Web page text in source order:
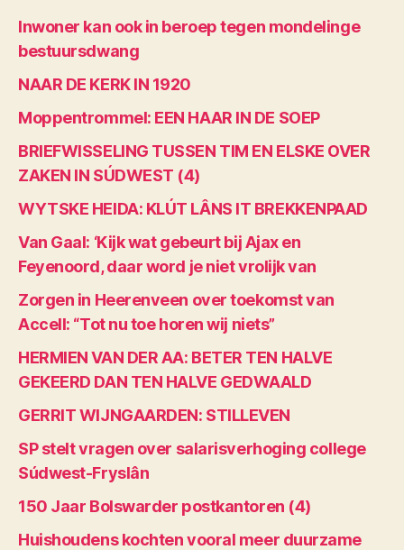
Inwoner kan ook in beroep tegen mondelinge
bestuursdwang
NAAR DE KERK IN 1920
Moppentrommel: EEN HAAR IN DE SOEP
BRIEFWISSELING TUSSEN TIM EN ELSKE OVER
ZAKEN IN SÚDWEST (4)
WYTSKE HEIDA: KLÚT LÂNS IT BREKKENPAAD
Van Gaal: ‘Kijk wat gebeurt bij Ajax en
Feyenoord, daar word je niet vrolijk van
Zorgen in Heerenveen over toekomst van
Accell: “Tot nu toe horen wij niets”
HERMIEN VAN DER AA: BETER TEN HALVE
GEKEERD DAN TEN HALVE GEDWAALD
GERRIT WIJNGAARDEN: STILLEVEN
SP stelt vragen over salarisverhoging college
Súdwest-Fryslân
150 Jaar Bolswarder postkantoren (4)
Huishoudens kochten vooral meer duurzame